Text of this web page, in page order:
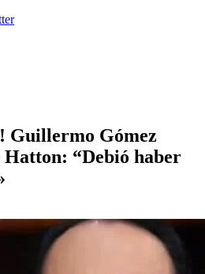
Guillermo Gómez
Hatton: “Debió haber